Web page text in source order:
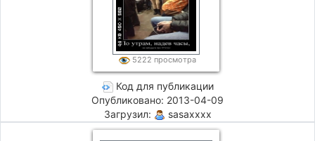
5222 просмотра
Код для публикации
Опубликовано: 2013-04-09
Загрузил:
sasaxxxx